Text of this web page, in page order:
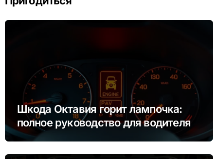
Шкода Октавия горит лампочка:
полное руководство для водителя